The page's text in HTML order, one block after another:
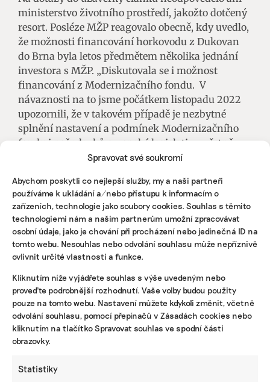
Spravovat své soukromí
Abychom poskytli co nejlepší služby, my a naši partneři
používáme k ukládání a/nebo přístupu k informacím o
zařízeních, technologie jako soubory cookies. Souhlas s těmito
technologiemi nám a našim partnerům umožní zpracovávat
osobní údaje, jako je chování při procházení nebo jedinečná ID na
tomto webu. Nesouhlas nebo odvolání souhlasu může nepříznivě
ovlivnit určité vlastnosti a funkce.
Kliknutím níže vyjádřete souhlas s výše uvedeným nebo
proveďte podrobnější rozhodnutí. Vaše volby budou použity
pouze na tomto webu. Nastavení můžete kdykoli změnit, včetně
odvolání souhlasu, pomocí přepínačů v Zásadách cookies nebo
kliknutím na tlačítko Spravovat souhlas ve spodní části
obrazovky.
Statistiky
ministerstvo životního prostředí, jakožto dotčený
resort. Posléze MŽP reagovalo obecně, kdy uvedlo,
že možnosti financování horkovodu z Dukovan
do Brna byla letos předmětem několika jednání
investora s MŽP. „Diskutovala se i možnost
financování z Modernizačního fondu. V
návaznosti na to jsme počátkem listopadu 2022
upozornili, že v takovém případě je nezbytné
splnění nastavení a podmínek Modernizačního
fondu i požadavků evropské legislativy, včetně
pravidel veřejné podpory,“ uvedla Dominika
životního prostředí.
Jednotlivá ministerstva mají nyní čas na to, aby
navrhované projekty více rozpracovala, určila
přesný harmonogram, cíle a náklady na
financování. Následně bude vláda opět
fázi schváleny a stanou se součástí
aktualizovaného Národního plánu obnovy.
BOX
válku na Ukrajině a energetickou krizi. Evropskou